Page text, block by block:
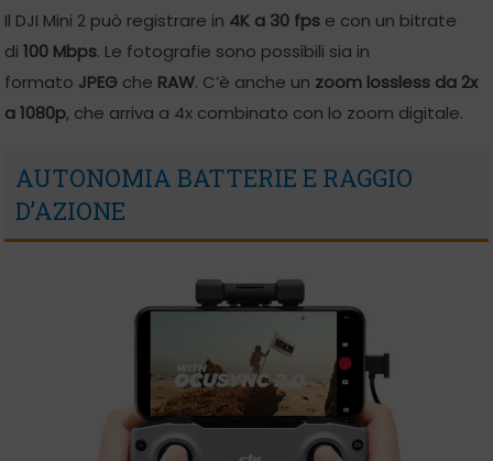
Il DJI Mini 2 può registrare in 4K a 30 fps e con un bitrate
di100 Mbps. Le fotografie sono possibili sia in
formato JPEG che RAW. C’è anche un zoom lossless da 2x
a 1080p, che arriva a 4x combinato con lo zoom digitale.
AUTONOMIA BATTERIE E RAGGIO
D’AZIONE